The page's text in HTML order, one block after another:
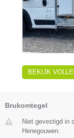
BEKIJK
Brukomtegel
Niet gevestigd in
Henegouwen.